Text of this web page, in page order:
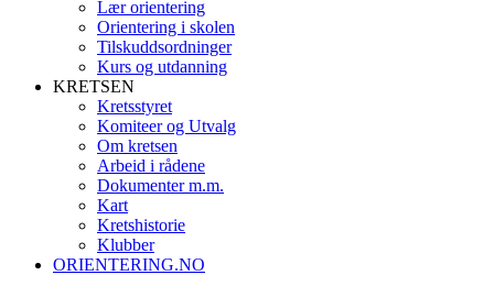
Lær orientering
Orientering i skolen
Tilskuddsordninger
Kurs og utdanning
KRETSEN
Kretsstyret
Komiteer og Utvalg
Om kretsen
Arbeid i rådene
Dokumenter m.m.
Kart
Kretshistorie
Klubber
ORIENTERING.NO